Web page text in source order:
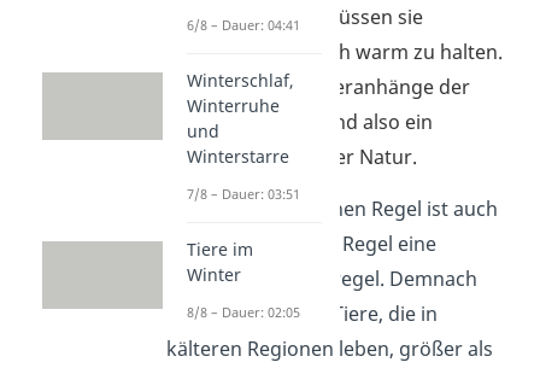
weniger Energie müssen sie
aufwenden, um sich warm zu halten.
Die kürzeren Körperanhänge der
Tiere im Norden sind also ein
Energiespartrick der Natur.
Neben der Allenschen Regel ist auch
die Bergmannsche Regel eine
bedeutende Klimaregel. Demnach
sind gleichwarme Tiere, die in
kälteren Regionen leben, größer als
6/8 – Dauer: 04:41
Winterschlaf,
Winterruhe
und
Winterstarre
7/8 – Dauer: 03:51
Tiere im
Winter
8/8 – Dauer: 02:05